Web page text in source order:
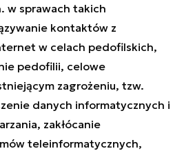
w sprawach takich
kontaktów z
w celach pedofilskich,
pedofilii, celowe
zagrożeniu, tzw.
danych informatycznych i
zakłócanie
teleinformatycznych,